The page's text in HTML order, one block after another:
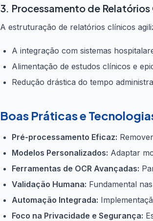
3. Processamento de Relatórios
A estruturação de relatórios clínicos
A integração com sistemas
Alimentação de estudos clínicos e
Redução drástica do tempo
Boas Práticas e
Pré-processamento Eficaz:
Modelos Personalizados: Adaptar
Ferramentas de OCR Avançadas:
Validação Humana: Fundamental
Automação Integrada:
Foco na Privacidade e Segurança: